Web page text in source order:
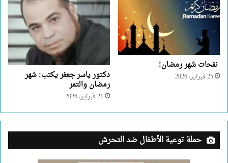
نفحات شهر رمضان!
25 فبراير، 2026 دكتور ياسر جعفر يكتب: شهر
رمضان والتمر
21 فبراير، 2026
حملة توعية الأطفال ضد التحرش